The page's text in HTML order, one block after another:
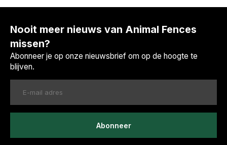
Nooit meer nieuws van Animal Fences
missen?
Abonneer je op onze nieuwsbrief om op de hoogte te
blijven.
Abonneer